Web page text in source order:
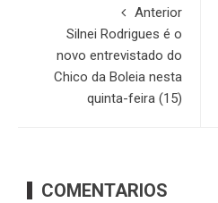
Anterior
Silnei Rodrigues é o
novo entrevistado do
Chico da Boleia nesta
quinta-feira (15)
COMENTARIOS